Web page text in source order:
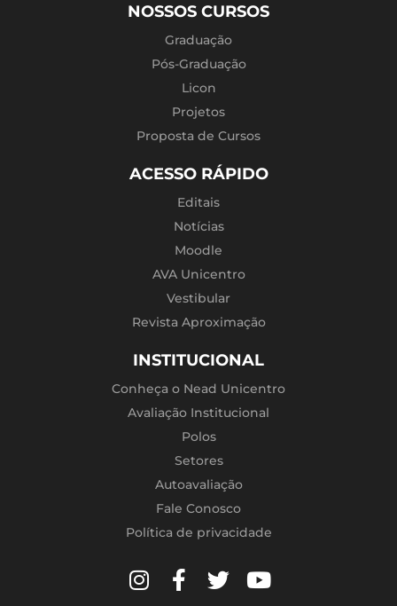
NOSSOS CURSOS
Graduação
Pós-Graduação
Licon
Projetos
Proposta de Cursos
ACESSO RÁPIDO
Editais
Notícias
Moodle
AVA Unicentro
Vestibular
Revista Aproximação
INSTITUCIONAL
Conheça o Nead Unicentro
Avaliação Institucional
Polos
Setores
Autoavaliação
Fale Conosco
Política de privacidade